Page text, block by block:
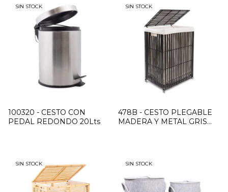
SIN STOCK
100320 - CESTO CON
PEDAL REDONDO 20Lts
SIN STOCK
478B - CESTO PLEGABLE
MADERA Y METAL GRIS
SIN STOCK SIN STOCK